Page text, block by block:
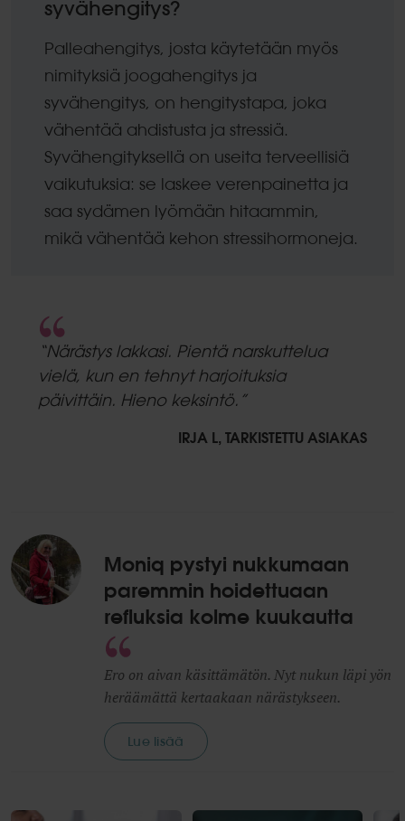
syvähengitys?
Palleahengitys, josta käytetään myös
nimityksiä joogahengitys ja
syvähengitys, on hengitystapa, joka
vähentää ahdistusta ja stressiä.
Syvähengityksellä on useita terveellisiä
vaikutuksia: se laskee verenpainetta ja
saa sydämen lyömään hitaammin,
mikä vähentää kehon stressihormoneja.
star
rating
“Närästys lakkasi. Pientä narskuttelua
vielä, kun en tehnyt harjoituksia
päivittäin. Hieno keksintö.”
IRJA L, TARKISTETTU ASIAKAS
Moniq pystyi nukkumaan
paremmin hoidettuaan
refluksia kolme kuukautta
Ero on aivan käsittämätön. Nyt nukun läpi yön
heräämättä kertaakaan närästykseen.
Lue lisää